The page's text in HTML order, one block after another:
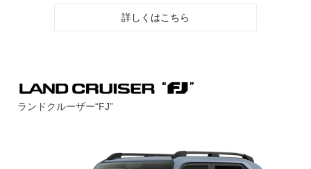
詳しくはこちら
ランドクルーザー“FJ”